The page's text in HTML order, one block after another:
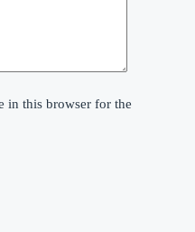
in this browser for the